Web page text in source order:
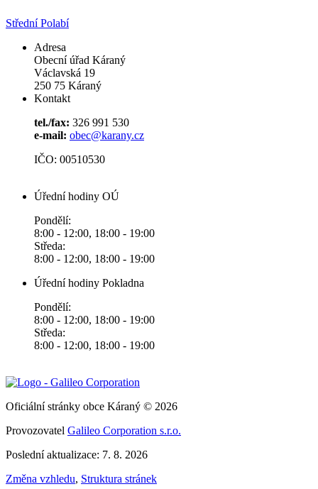
Střední Polabí
Adresa
Obecní úřad Káraný
Václavská 19
250 75 Káraný
Kontakt
tel./fax: 326 991 530
e-mail: obec@karany.cz
IČO: 00510530
Úřední hodiny OÚ
Pondělí:
8:00 - 12:00, 18:00 - 19:00
Středa:
8:00 - 12:00, 18:00 - 19:00
Úřední hodiny Pokladna
Pondělí:
8:00 - 12:00, 18:00 - 19:00
Středa:
8:00 - 12:00, 18:00 - 19:00
Oficiální stránky obce Káraný © 2026
Provozovatel Galileo Corporation s.r.o.
Poslední aktualizace: 7. 8. 2026
Změna vzhledu, Struktura stránek